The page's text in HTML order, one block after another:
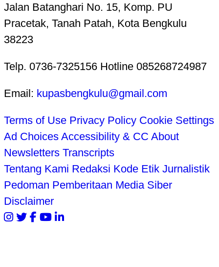
Jalan Batanghari No. 15, Komp. PU
Pracetak, Tanah Patah, Kota Bengkulu
38223
Telp. 0736-7325156 Hotline 085268724987
Email: kupasbengkulu@gmail.com
Terms of Use Privacy Policy Cookie Settings
Ad Choices Accessibility & CC About
Newsletters Transcripts
Tentang Kami Redaksi Kode Etik Jurnalistik
Pedoman Pemberitaan Media Siber
Disclaimer